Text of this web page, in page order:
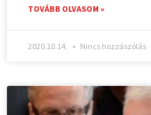
TOVÁBB OLVASOM »
2020.10.14. Nincs hozzászólás